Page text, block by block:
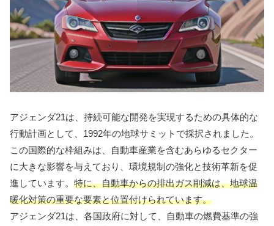
アジェンダ21は、持続可能な開発を実現するための具体的な
行動計画として、1992年の地球サミットで採択されました。
この国際的な枠組みは、自動車産業を含むあらゆるセクター
に大きな影響を与えており、環境規制の強化と技術革新を促
進しています。 特に、自動車からの排出ガス削減は、地球温
暖化対策の重要な要素と位置付けられています。
アジェンダ21は、各国政府に対して、自動車の燃費基準の強